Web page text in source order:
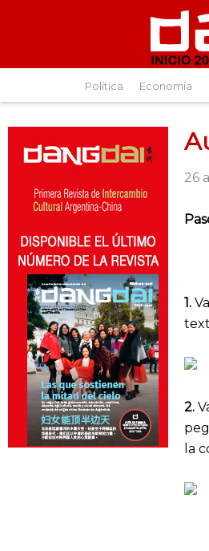
Política Economía
26
1.
2.
la